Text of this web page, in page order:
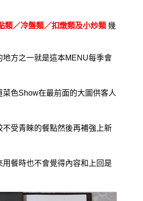
類／冷盤類／扣燉類及小炒類 幾
方之一就是這本MENU每季會
色Show在最前面的大圖供客人
受青睞的餐點然後再補強上新
餐時也不會覺得內容和上回是